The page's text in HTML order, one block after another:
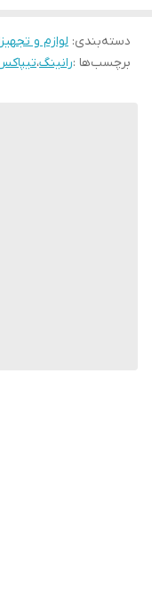
دسته‌بندی: لوازم و
برچسب‌ها :رانينگ،